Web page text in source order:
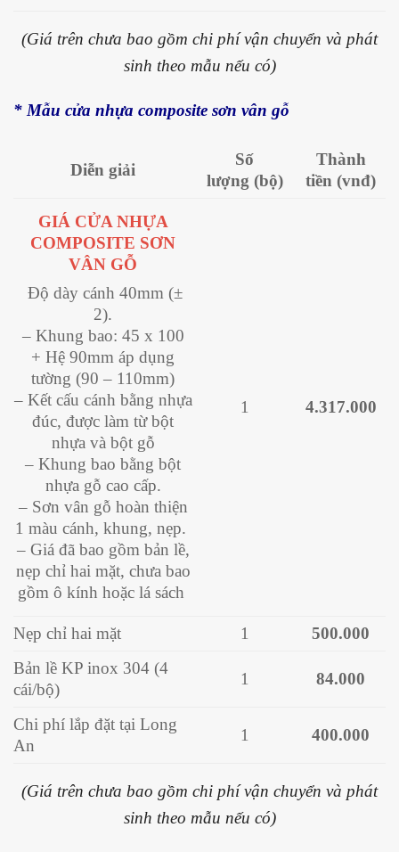
(Giá trên chưa bao gồm chi phí vận chuyển và phát
sinh theo mẫu nếu có)
* Mẫu cửa nhựa composite sơn vân gỗ
Diễn giải
Số
lượng (bộ)
Thành
tiền (vnđ)
GIÁ CỬA NHỰA
COMPOSITE SƠN
VÂN GỖ
Độ dày cánh 40mm (±
2).
– Khung bao: 45 x 100
+ Hệ 90mm áp dụng
tường (90 – 110mm)
– Kết cấu cánh bằng nhựa
đúc, được làm từ bột
nhựa và bột gỗ
– Khung bao bằng bột
nhựa gỗ cao cấp.
– Sơn vân gỗ hoàn thiện
1 màu cánh, khung, nẹp.
– Giá đã bao gồm bản lề,
nẹp chỉ hai mặt, chưa bao
gồm ô kính hoặc lá sách
1 4.317.000
Nẹp chỉ hai mặt 1
500.000
Bản lề KP inox 304 (4
cái/bộ)
1 84.000
Chi phí lắp đặt tại Long
An
1 400.000
(Giá trên chưa bao gồm chi phí vận chuyển và phát
sinh theo mẫu nếu có)